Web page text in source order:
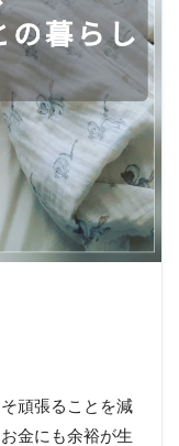
頑張ることを減
金にも余裕が生